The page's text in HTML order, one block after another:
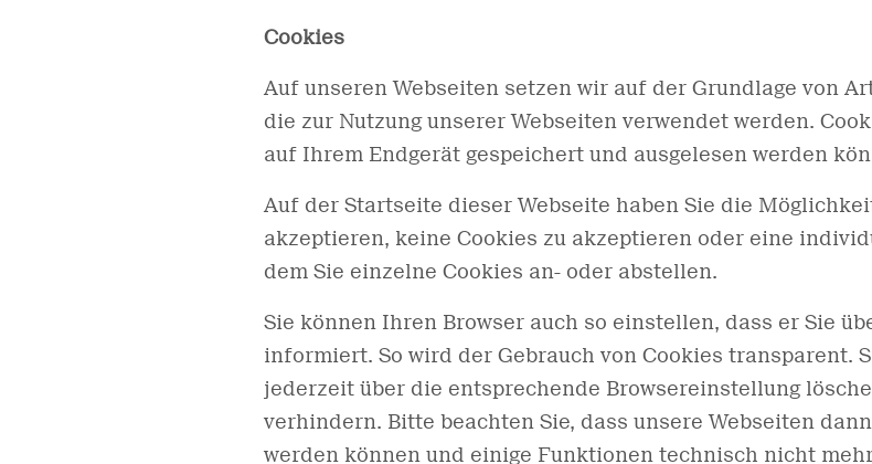
Cookies
Auf unseren Webseiten setzen wir auf der Grundlage von
die zur Nutzung unserer Webseiten verwendet werden.
auf Ihrem Endgerät gespeichert und ausgelesen werden
Auf der Startseite dieser Webseite haben Sie die
akzeptieren, keine Cookies zu akzeptieren oder eine
dem Sie einzelne Cookies an- oder abstellen.
Sie können Ihren Browser auch so einstellen, dass er Sie
informiert. So wird der Gebrauch von Cookies transparent.
jederzeit über die entsprechende Browsereinstellung
verhindern. Bitte beachten Sie, dass unsere Webseiten
werden können und einige Funktionen technisch nicht